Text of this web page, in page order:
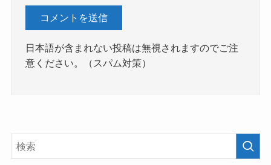
日本語が含まれない投稿は無視されますのでご注
意ください。（スパム対策）